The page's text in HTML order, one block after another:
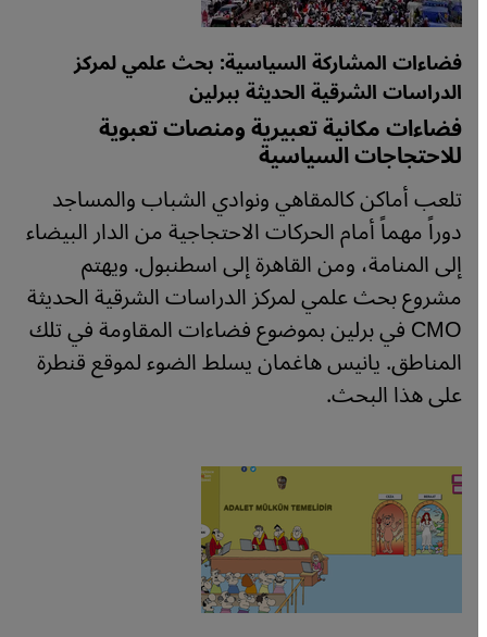
فضاءات المشاركة السياسية: بحث علمي لمركز
الدراسات الشرقية الحديثة ببرلين
فضاءات مكانية تعبيرية ومنصات تعبوية
للاحتجاجات السياسية
تلعب أماكن كالمقاهي ونوادي الشباب والمساجد
دوراً مهماً أمام الحركات الاحتجاجية من الدار البيضاء
إلى المنامة، ومن القاهرة إلى اسطنبول. ويهتم
مشروع بحث علمي لمركز الدراسات الشرقية الحديثة
CMO في برلين بموضوع فضاءات المقاومة في تلك
المناطق. يانيس هاغمان يسلط الضوء لموقع قنطرة
على هذا البحث.